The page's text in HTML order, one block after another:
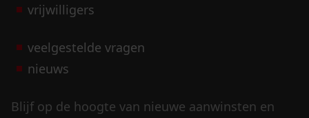
vrijwilligers
veelgestelde vragen
nieuws
Blijf op de hoogte van nieuwe aanwinsten en